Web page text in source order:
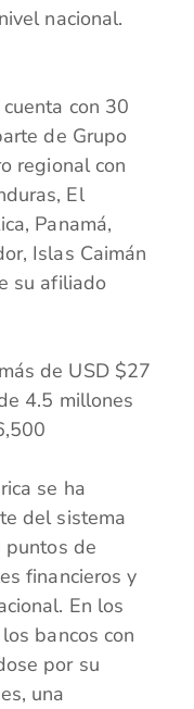
nacional.
con 30
de Grupo
regional con
El
Panamá,
Islas Caimán
su afiliado
de USD $27
4.5 millones
se ha
del sistema
puntos de
financieros y
En los
bancos con
por su
una